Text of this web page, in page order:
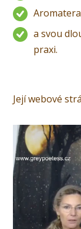
a svou
praxi.
Její webové
Video
přehrávač